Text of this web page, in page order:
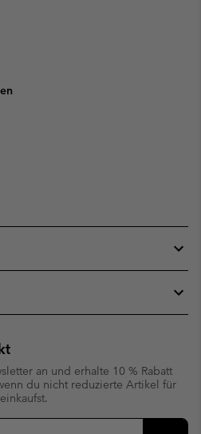
an und erhalte 10 % Rabatt
du nicht reduzierte Artikel für